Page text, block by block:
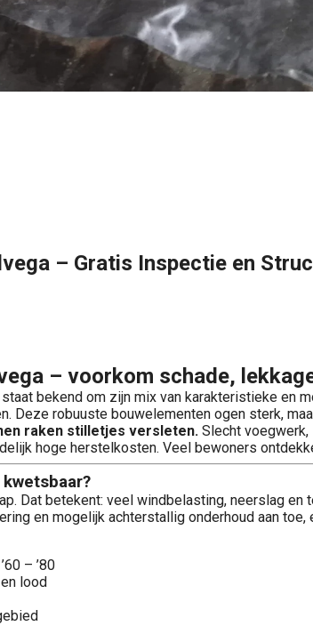
– Gratis Inspectie en
– voorkom schade,
bekend om zijn mix van karakteristieke en
robuuste bouwelementen ogen sterk,
raken stilletjes versleten. Slecht voegwerk,
hoge herstelkosten. Veel bewoners
Dat betekent: veel windbelasting, neerslag
en mogelijk achterstallig onderhoud aan
– ’80
lood